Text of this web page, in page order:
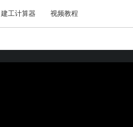
建工计算器 视频教程